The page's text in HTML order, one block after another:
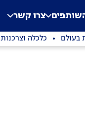
צרו קשר
בעולם כלכלה וצרכנות